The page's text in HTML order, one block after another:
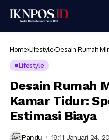
Home Lifestyle Desain Rumah
Lifestyle
Desain Rumah
Kamar Tidur:
Estimasi Biaya
Pandu 19:11 Januari 24,